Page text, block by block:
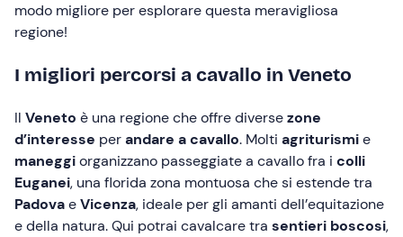
modo migliore per esplorare questa meravigliosa
regione!
I migliori percorsi a cavallo in Veneto
Il Veneto è una regione che offre diversezone
d’interesse perandare a cavallo. Molti agriturismie
maneggiorganizzano passeggiate a cavallo fra i colli
Euganei, una florida zona montuosa che si estende tra
PadovaeVicenza, ideale per gli amanti dell’equitazione
e della natura. Qui potrai cavalcare tra sentieri boscosi,